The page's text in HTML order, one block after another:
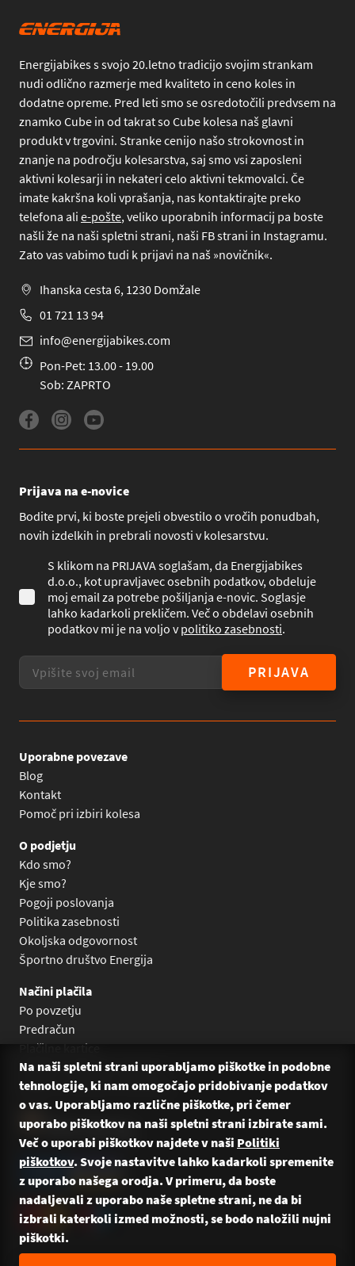
Energijabikes s svojo 20.letno tradicijo svojim strankam
nudi odlično razmerje med kvaliteto in ceno koles in
dodatne opreme. Pred leti smo se osredotočili predvsem na
znamko Cube in od takrat so Cube kolesa naš glavni
produkt v trgovini. Stranke cenijo našo strokovnost in
znanje na področju kolesarstva, saj smo vsi zaposleni
aktivni kolesarji in nekateri celo aktivni tekmovalci. Če
imate kakršna koli vprašanja, nas kontaktirajte preko
telefona ali e-pošte, veliko uporabnih informacij pa boste
našli že na naši spletni strani, naši FB strani in Instagramu.
Zato vas vabimo tudi k prijavi na naš »novičnik«.
Ihanska cesta 6, 1230 Domžale
01 721 13 94
info@energijabikes.com
Pon-Pet: 13.00 - 19.00
Sob: ZAPRTO
Prijava na e-novice
Bodite prvi, ki boste prejeli obvestilo o vročih ponudbah,
novih izdelkih in prebrali novosti v kolesarstvu.
S klikom na PRIJAVA soglašam, da Energijabikes
d.o.o., kot upravljavec osebnih podatkov, obdeluje
moj email za potrebe pošiljanja e-novic. Soglasje
lahko kadarkoli prekličem. Več o obdelavi osebnih
podatkov mi je na voljo vpolitiko zasebnosti.
PRIJAVA
Uporabne povezave
Blog
Kontakt
Pomoč pri izbiri kolesa
O podjetju
Kdo smo?
Kje smo?
Pogoji poslovanja
Politika zasebnosti
Okoljska odgovornost
Športno društvo Energija
Načini plačila
Po povzetju
Predračun
Plačilne kartice
Plačilo na obroke Leanpay
Plačilo na obroke s karticami
Na naši spletni strani uporabljamo piškotke in podobne
tehnologije, ki nam omogočajo pridobivanje podatkov
o vas. Uporabljamo različne piškotke, pri čemer
uporabo piškotkov na naši spletni strani izbirate sami.
Več o uporabi piškotkov najdete v naši Politiki
piškotkov. Svoje nastavitve lahko kadarkoli spremenite
z uporabo našega orodja. V primeru, da boste
nadaljevali z uporabo naše spletne strani, ne da bi
izbrali katerkoli izmed možnosti, se bodo naložili nujni
piškotki.